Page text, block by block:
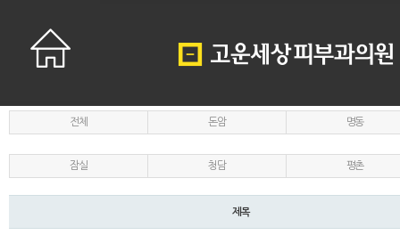
전체 돈암 명동
잠실 청담 평촌
제목